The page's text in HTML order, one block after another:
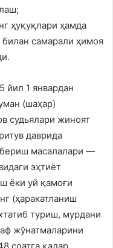
ҳуқуқлари ҳамда
самарали ҳимоя
йил 1 январдан
(шаҳар)
судьялари жиноят
даврида
бериш масалалари —
эҳтиёт
ёки уй қамоғи
(ҳаракатланиш
туриш, мурдани
жўнатмаларини